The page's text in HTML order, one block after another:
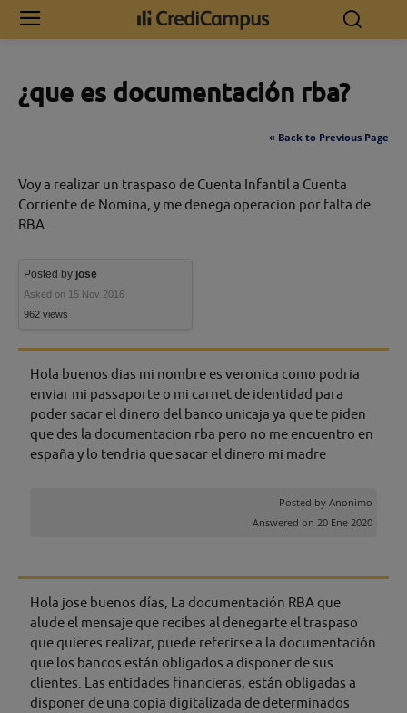
Inicio ¿que es documentación rba?
¿que es documentación rba?
« Back to Previous Page
Voy a realizar un traspaso de Cuenta Infantil a Cuenta
Corriente de Nomina, y me denega operacion por falta de
RBA.
Posted by jose
Asked on 15 Nov 2016
962 views
Hola buenos dias mi nombre es veronica como podria
enviar mi passaporte o mi carnet de identidad para
poder sacar el dinero del banco unicaja ya que te piden
que des la documentacion rba pero no me encuentro en
españa y lo tendria que sacar el dinero mi madre
Posted by Anonimo
Answered on 20 Ene 2020
Hola jose buenos días, La documentación RBA que
alude el mensaje que recibes al denegarte el traspaso
que quieres realizar, puede referirse a la documentación
que los bancos están obligados a disponer de sus
clientes. Las entidades financieras, están obligadas a
disponer de una copia digitalizada de determinados